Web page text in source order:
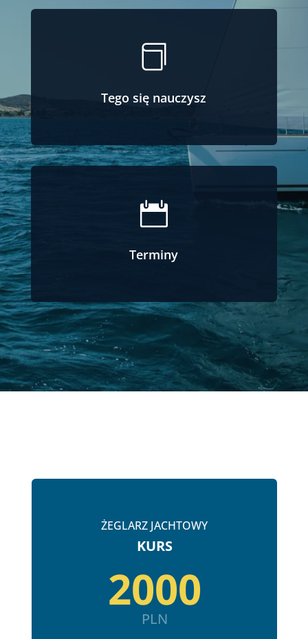

Tego się nauczysz

Terminy
ŻEGLARZ JACHTOWY
KURS
2000
PLN